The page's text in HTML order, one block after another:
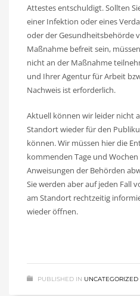
Attestes entschuldigt. Sollten
einer Infektion oder eines
oder der Gesundheitsbehörde
Maßnahme befreit sein,
nicht an der Maßnahme
und Ihrer Agentur für Arbeit
Nachweis ist erforderlich.
Aktuell können wir leider nicht
Standort wieder für den
können. Wir müssen hier die
kommenden Tage und
Anweisungen der Behörden
Sie werden aber auf jeden Fall
am Standort rechtzeitig
wieder öffnen.
PUBLISHED IN UNCATEGORIZED